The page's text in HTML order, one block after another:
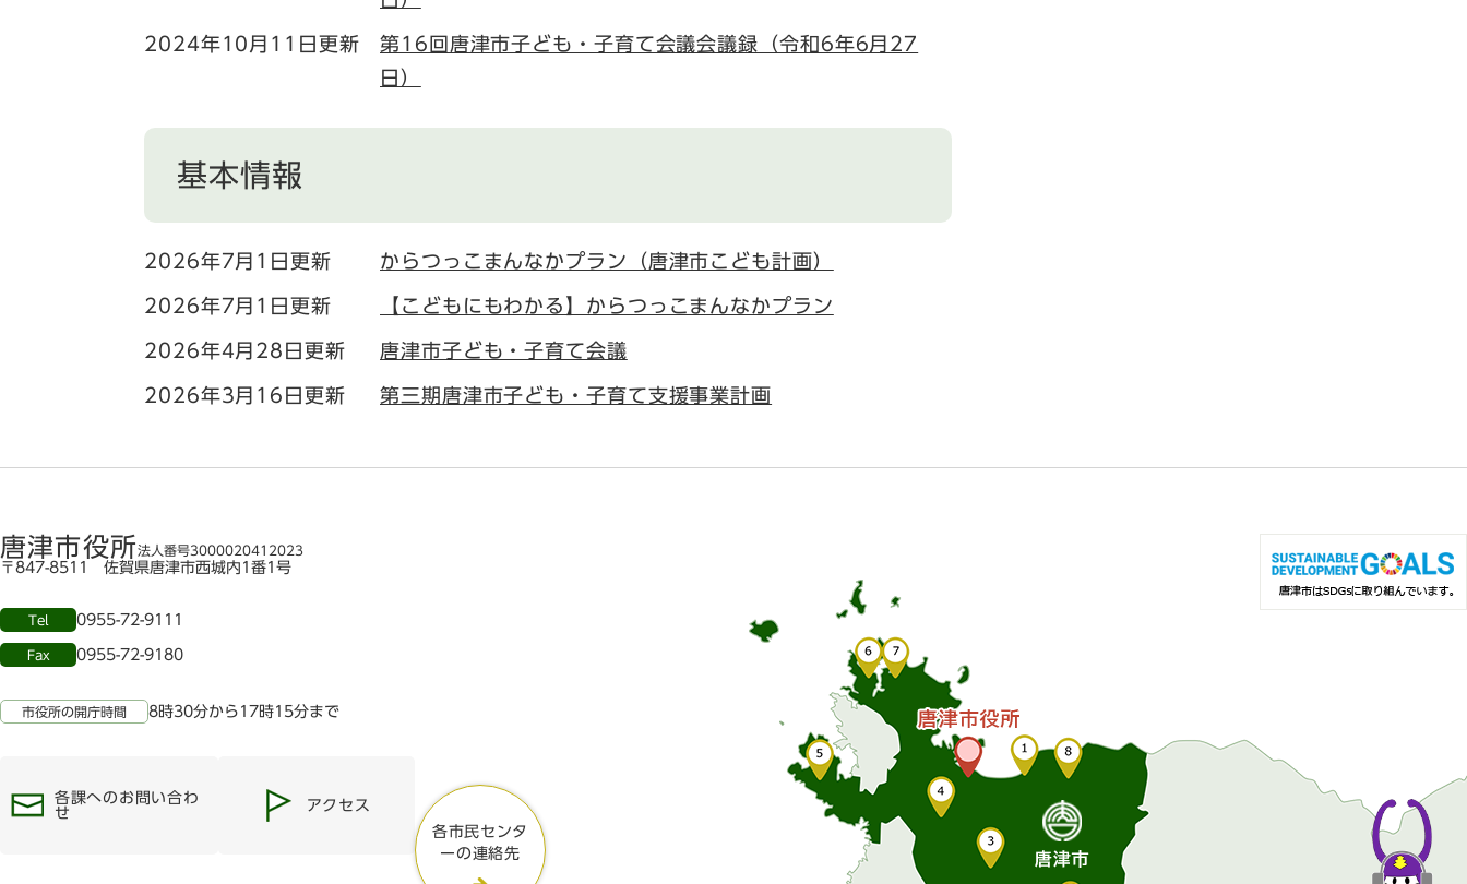
2024年10月11日更新
第16回唐津市子ども・子育て会議会議録（令和6年6月27
日）
基本情報
2026年7月1日更新 からつっこまんなかプラン（唐津市こども計画）
2026年7月1日更新 【こどもにもわかる】からつっこまんなかプラン
2026年4月28日更新 唐津市子ども・子育て会議
2026年3月16日更新 第三期唐津市子ども・子育て支援事業計画
唐津市役所法人番号3000020412023
〒847-8511 佐賀県唐津市西城内1番1号
Tel 0955-72-9111
Fax 0955-72-9180
市役所の開庁時間 8時30分から17時15分まで
各課へのお問い合わ
せ
アクセス
各市民センタ
ーの連絡先